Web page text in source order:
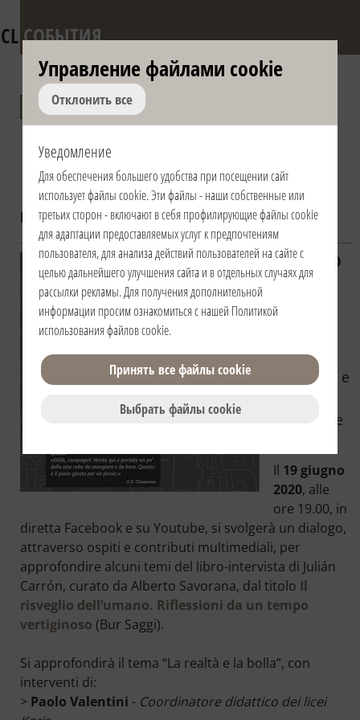
CLСОБЫТИЯ
Презентации книги
"Пробуждение
человечности"
Год: 2020
6/19/2020
| 19:00 |
Italy |
Diretta
Facebook e
La realtà e
Il 19 giugno
2020, alle
ore 19.00, in
diretta Facebook e su Youtube, si svolgerà un dialogo,
attraverso ospiti e contributi multimediali, per
approfondire alcuni temi del libro-intervista di Julián
Carrón, curato da Alberto Savorana, dal titolo Il
risveglio dell’umano. Riflessioni da un tempo
vertiginoso (Bur Saggi).
Si approfondirà il tema “La realtà e la bolla”, con
interventi di:
> Paolo Valentini - Coordinatore didattico dei licei
Управление файлами сookie
Отклонить все
Уведомление
Для обеспечения большего удобства при посещении сайт
использует файлы сookie. Эти файлы - наши собственные или
третьих сторон - включают в себя профилирующие файлы сookie
для адаптации предоставляемых услуг к предпочтениям
пользователя, для анализа действий пользователей на сайте с
целью дальнейшего улучшения сайта и в отдельных случаях для
рассылки рекламы. Для получения дополнительной
информации просим ознакомиться с нашей Политикой
использования файлов cookie.
Выбрать файлы сookie
Принять все файлы сookie